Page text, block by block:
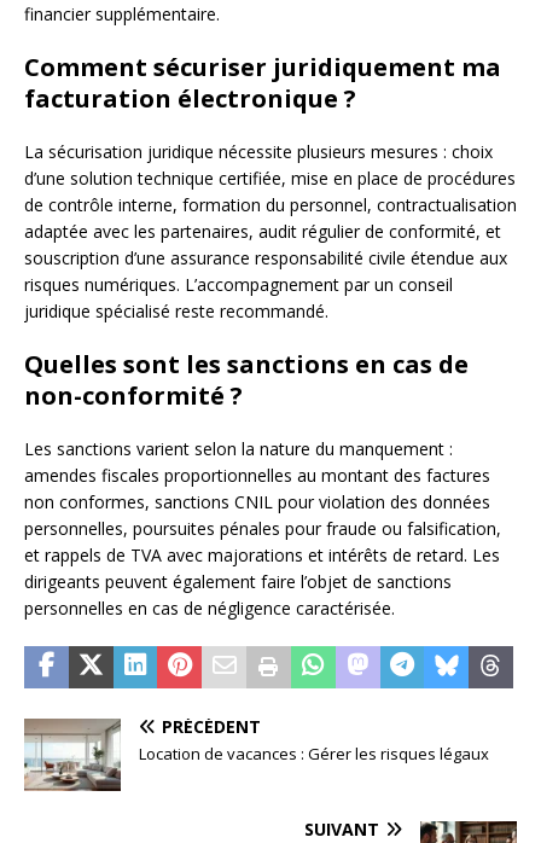
financier supplémentaire.
Comment sécuriser juridiquement ma
facturation électronique ?
La sécurisation juridique nécessite plusieurs mesures : choix
d’une solution technique certifiée, mise en place de procédures
de contrôle interne, formation du personnel, contractualisation
adaptée avec les partenaires, audit régulier de conformité, et
souscription d’une assurance responsabilité civile étendue aux
risques numériques. L’accompagnement par un conseil
juridique spécialisé reste recommandé.
Quelles sont les sanctions en cas de
non-conformité ?
Les sanctions varient selon la nature du manquement :
amendes fiscales proportionnelles au montant des factures
non conformes, sanctions CNIL pour violation des données
personnelles, poursuites pénales pour fraude ou falsification,
et rappels de TVA avec majorations et intérêts de retard. Les
dirigeants peuvent également faire l’objet de sanctions
personnelles en cas de négligence caractérisée.
PRÉCÉDENT
Location de vacances : Gérer les risques légaux
SUIVANT